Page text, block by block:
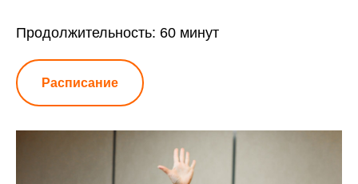
Продолжительность: 60 минут
Расписание